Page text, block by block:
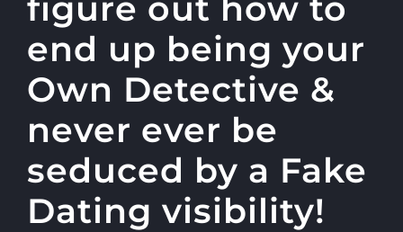
figure out how to
end up being your
Own Detective &
never ever be
seduced by a Fake
Dating visibility!